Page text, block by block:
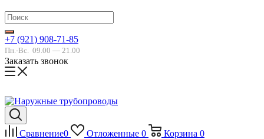
+7 (921) 908-71-85
Пн.-Вс. 09.00 — 21.00
Заказать звонок
Сравнение0 Отложенные 0 Корзина 0